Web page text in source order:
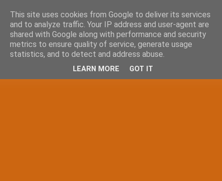
This site uses cookies from Google to deliver its services
and to analyze traffic. Your IP address and user-agent are
shared with Google along with performance and security
metrics to ensure quality of service, generate usage
statistics, and to detect and address abuse.
LEARN MORE GOT IT